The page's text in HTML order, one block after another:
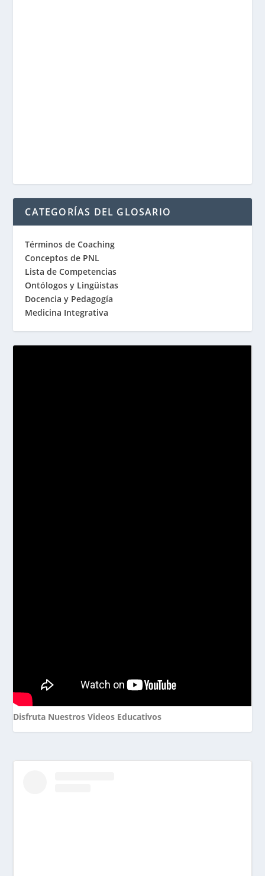
CATEGORÍAS DEL GLOSARIO
Términos de Coaching
Conceptos de PNL
Lista de Competencias
Ontólogos y Lingüistas
Docencia y Pedagogía
Medicina Integrativa
Disfruta Nuestros Videos Educativos